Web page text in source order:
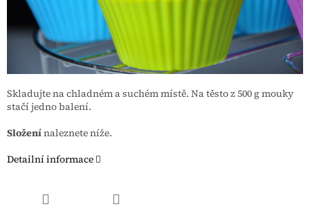
Skladujte na chladném a suchém místě. Na těsto z 500 g mouky
stačí jedno balení.
Složenínaleznete níže.
Detailní informace